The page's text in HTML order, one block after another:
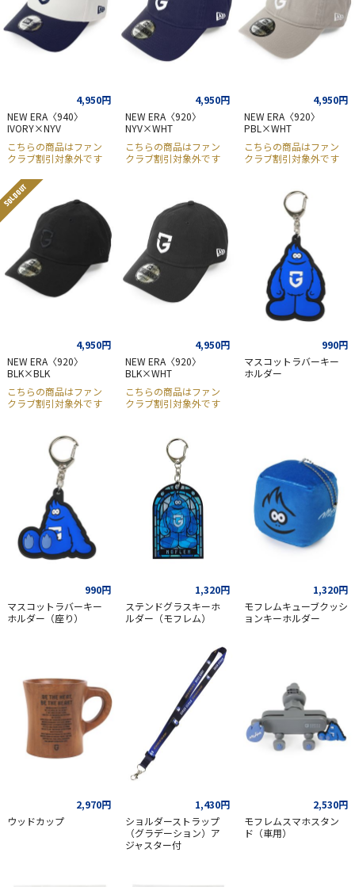
4,950円
NEW ERA〈940〉
IVORY×NYV
こちらの商品はファン
クラブ割引対象外です
4,950円
NEW ERA〈920〉
NYV×WHT
こちらの商品はファン
クラブ割引対象外です
4,950円
NEW ERA〈920〉
PBL×WHT
こちらの商品はファン
クラブ割引対象外です
SOLD OUT
4,950円
NEW ERA〈920〉
BLK×BLK
こちらの商品はファン
クラブ割引対象外です
4,950円
NEW ERA〈920〉
BLK×WHT
こちらの商品はファン
クラブ割引対象外です
990円
マスコットラバーキー
ホルダー
990円
マスコットラバーキー
ホルダー（座り）
1,320円
ステンドグラスキーホ
ルダー（モフレム）
1,320円
モフレムキューブクッシ
ョンキーホルダー
2,970円
ウッドカップ
1,430円
ショルダーストラップ
（グラデーション）ア
ジャスター付
2,530円
モフレムスマホスタン
ド（車用）